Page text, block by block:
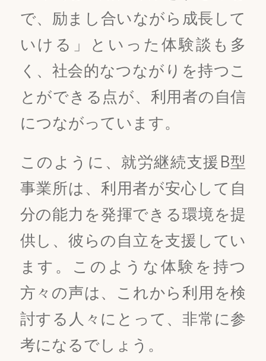
で、励まし合いながら成長して
いける」といった体験談も多
く、社会的なつながりを持つこ
とができる点が、利用者の自信
につながっています。
このように、就労継続支援B型
事業所は、利用者が安心して自
分の能力を発揮できる環境を提
供し、彼らの自立を支援してい
ます。このような体験を持つ
方々の声は、これから利用を検
討する人々にとって、非常に参
考になるでしょう。